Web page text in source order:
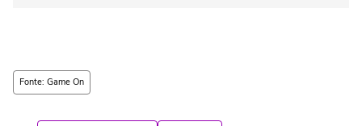
Fonte: Game On